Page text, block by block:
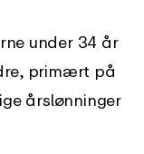
under 34 år
primært på
årslønninger